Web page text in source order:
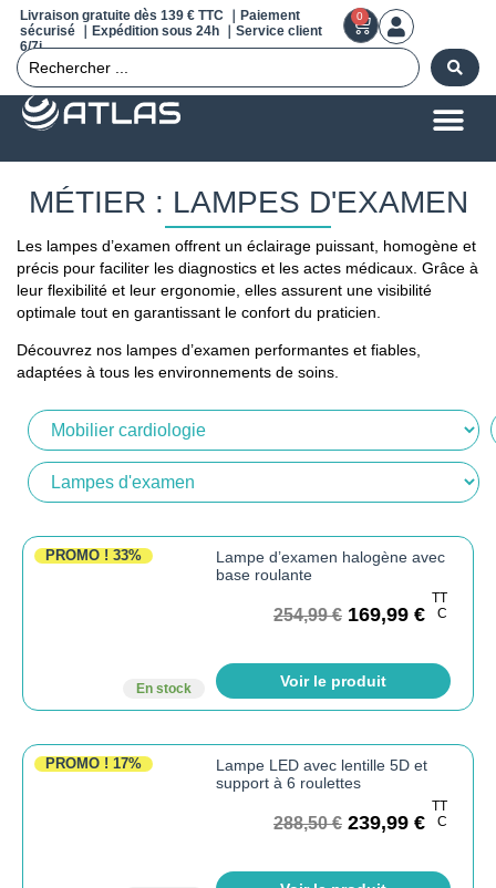
Livraison gratuite dès 139 € TTC ｜Paiement
sécurisé ｜Expédition sous 24h ｜Service client
6/7j
0
MÉTIER : LAMPES D'EXAMEN
Les lampes d’examen offrent un éclairage puissant, homogène et
précis pour faciliter les diagnostics et les actes médicaux. Grâce à
leur flexibilité et leur ergonomie, elles assurent une visibilité
optimale tout en garantissant le confort du praticien.
Découvrez nos lampes d’examen performantes et fiables,
adaptées à tous les environnements de soins.
PROMO ! 33%
En stock
Lampe d’examen halogène avec
base roulante
254,99€ 169,99 €
TT
C
Voir le produit
PROMO ! 17%
Lampe LED avec lentille 5D et
support à 6 roulettes
288,50€ 239,99 €
TT
C